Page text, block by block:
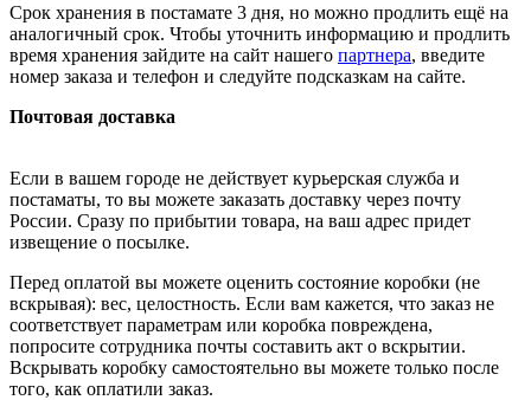
Срок хранения в постамате 3 дня, но можно продлить ещё на
аналогичный срок. Чтобы уточнить информацию и продлить
время хранения зайдите на сайт нашего партнера, введите
номер заказа и телефон и следуйте подсказкам на сайте.
Почтовая доставка
Если в вашем городе не действует курьерская служба и
постаматы, то вы можете заказать доставку через почту
России. Сразу по прибытии товара, на ваш адрес придет
извещение о посылке.
Перед оплатой вы можете оценить состояние коробки (не
вскрывая): вес, целостность. Если вам кажется, что заказ не
соответствует параметрам или коробка повреждена,
попросите сотрудника почты составить акт о вскрытии.
Вскрывать коробку самостоятельно вы можете только после
того, как оплатили заказ.